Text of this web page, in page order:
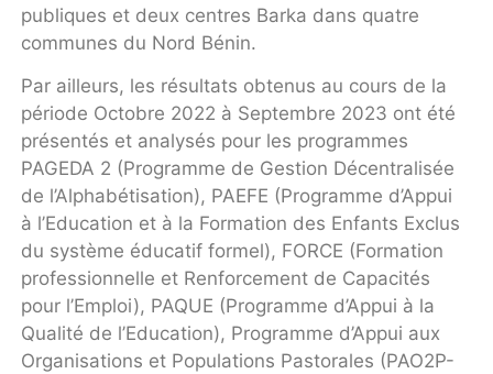
publiques et deux centres Barka dans quatre
communes du Nord Bénin.
Par ailleurs, les résultats obtenus au cours de la
période Octobre 2022 à Septembre 2023 ont été
présentés et analysés pour les programmes
PAGEDA 2 (Programme de Gestion Décentralisée
de l’Alphabétisation), PAEFE (Programme d’Appui
à l’Education et à la Formation des Enfants Exclus
du système éducatif formel), FORCE (Formation
professionnelle et Renforcement de Capacités
pour l’Emploi), PAQUE (Programme d’Appui à la
Qualité de l’Education), Programme d’Appui aux
Organisations et Populations Pastorales (PAO2P-